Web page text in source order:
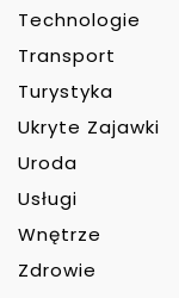
Technologie
Transport
Turystyka
Ukryte Zajawki
Uroda
Usługi
Wnętrze
Zdrowie